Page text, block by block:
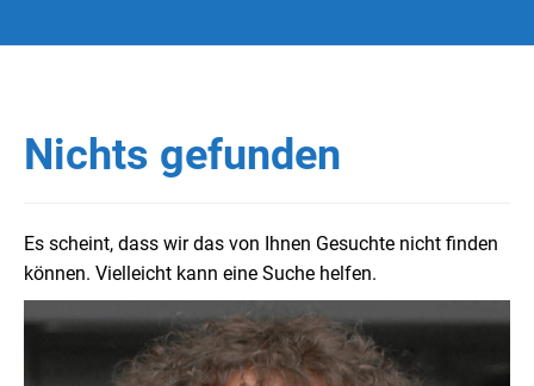
Nichts gefunden
Es scheint, dass wir das von Ihnen Gesuchte nicht finden
können. Vielleicht kann eine Suche helfen.